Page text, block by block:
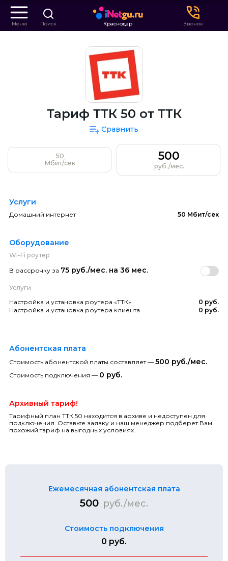
Меню Поиск Краснодар Звонок
Тариф ТТК 50 от ТТК
Сравнить
50
Мбит/сек
500
руб./мес.
Услуги
Домашний интернет 50 Мбит/сек
Оборудование
Wi-Fi роутер
В рассрочку за 75 руб./мес. на 36 мес.
Услуги
Настройка и установка роутера «ТТК»
0 руб.
Настройка и установка роутера клиента
0 руб.
Абонентская плата
Стоимость абонентской платы составляет — 500 руб./мес.
Стоимость подключения — 0 руб.
Архивный тариф!
Тарифный план ТТК 50 находится в архиве и недоступен для
подключения. Оставьте заявку и наш менеджер подберет Вам
похожий тариф на выгодных условиях.
Ежемесячная абонентская плата
500 руб./мес.
Стоимость подключения
0 руб.